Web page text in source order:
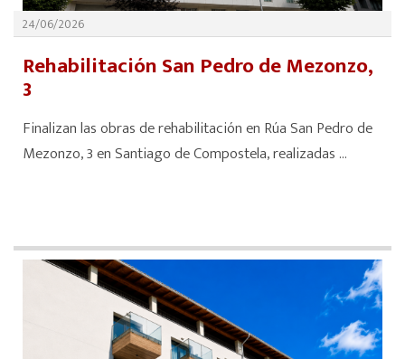
24/06/2026
Rehabilitación San Pedro de Mezonzo,
3
Finalizan las obras de rehabilitación en Rúa San Pedro de
Mezonzo, 3 en Santiago de Compostela, realizadas ...